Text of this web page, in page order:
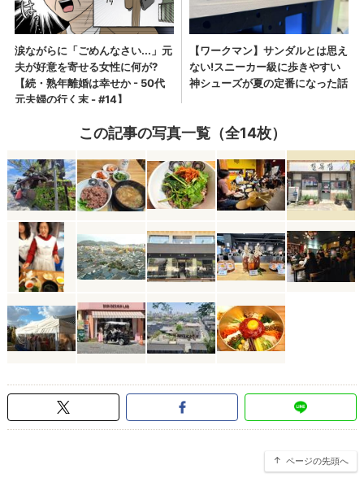
この記事の写真一覧（全14枚）
ページの先頭へ